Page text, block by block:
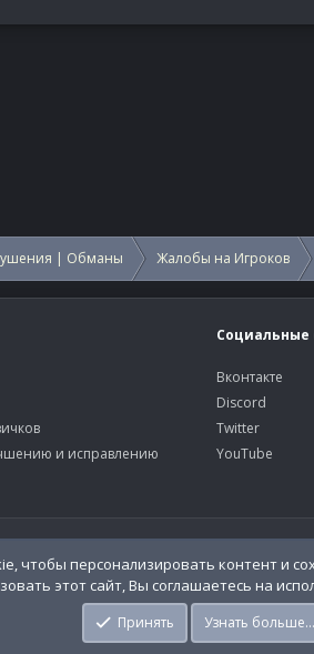
| Обманы Жалобы на Игроков
и исправлению
Социальные
Вконтакте
Discord
Twitter
YouTube